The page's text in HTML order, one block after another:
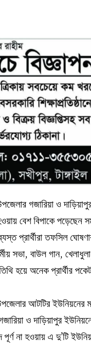
গজারিয়া ও
বেশ বিপাকে পড়েছেন
প্রার্থীরা তফসিল
সভা, বাউল গান,
হয়ে অনেক প্রার্থীর
আটটির ইউনিয়নের
ও দাড়িয়াপুর
পূর্ণ না হওয়ায় এ দু’টি